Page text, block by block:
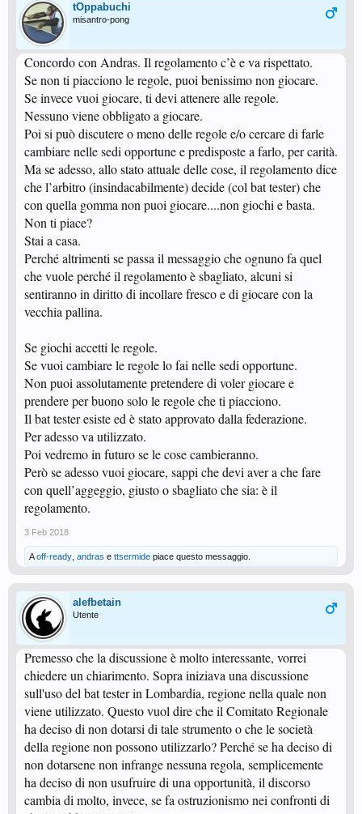
tOppabuchi
misantro-pong
Concordo con Andras. Il regolamento c’è e va rispettato.
Se non ti piacciono le regole, puoi benissimo non giocare.
Se invece vuoi giocare, ti devi attenere alle regole.
Nessuno viene obbligato a giocare.
Poi si può discutere o meno delle regole e/o cercare di farle
cambiare nelle sedi opportune e predisposte a farlo, per carità.
Ma se adesso, allo stato attuale delle cose, il regolamento dice
che l’arbitro (insindacabilmente) decide (col bat tester) che
con quella gomma non puoi giocare....non giochi e basta.
Non ti piace?
Stai a casa.
Perché altrimenti se passa il messaggio che ognuno fa quel
che vuole perché il regolamento è sbagliato, alcuni si
sentiranno in diritto di incollare fresco e di giocare con la
vecchia pallina.
Se giochi accetti le regole.
Se vuoi cambiare le regole lo fai nelle sedi opportune.
Non puoi assolutamente pretendere di voler giocare e
prendere per buono solo le regole che ti piacciono.
Il bat tester esiste ed è stato approvato dalla federazione.
Per adesso va utilizzato.
Poi vedremo in futuro se le cose cambieranno.
Però se adesso vuoi giocare, sappi che devi aver a che fare
con quell’aggeggio, giusto o sbagliato che sia: è il
regolamento.
3 Feb 2018
Aoff-ready andras e ttsermide piace questo messaggio.
alefbetain
Utente
Premesso che la discussione è molto interessante, vorrei
chiedere un chiarimento. Sopra iniziava una discussione
sull'uso del bat tester in Lombardia, regione nella quale non
viene utilizzato. Questo vuol dire che il Comitato Regionale
ha deciso di non dotarsi di tale strumento o che le società
della regione non possono utilizzarlo? Perché se ha deciso di
non dotarsene non infrange nessuna regola, semplicemente
ha deciso di non usufruire di una opportunità, il discorso
cambia di molto, invece, se fa ostruzionismo nei confronti di